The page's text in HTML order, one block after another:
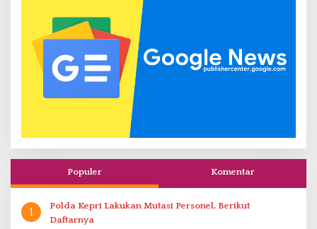
Populer Komentar
1
Polda Kepri Lakukan Mutasi Personel, Berikut
Daftarnya